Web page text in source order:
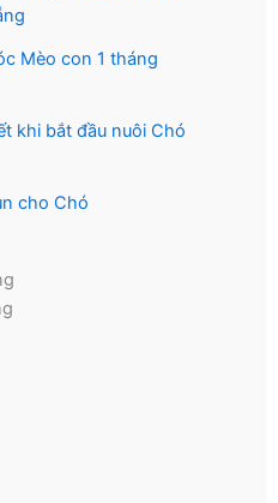
Mèo con 1 tháng
khi bắt đầu nuôi Chó
cho Chó